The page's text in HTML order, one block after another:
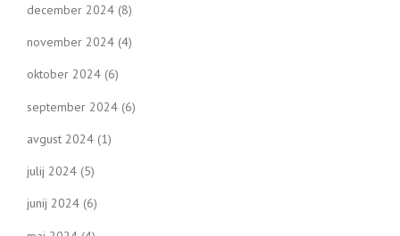
december 2024 (8)
november 2024 (4)
oktober 2024 (6)
september 2024 (6)
avgust 2024 (1)
julij 2024 (5)
junij 2024 (6)